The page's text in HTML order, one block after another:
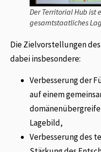
Der Territorial Hub ist
gesamtstaatliches
Die Zielvorstellungen
dabei insbesondere:
Verbesserung der
auf einem
Lagebild,
Verbesserung des